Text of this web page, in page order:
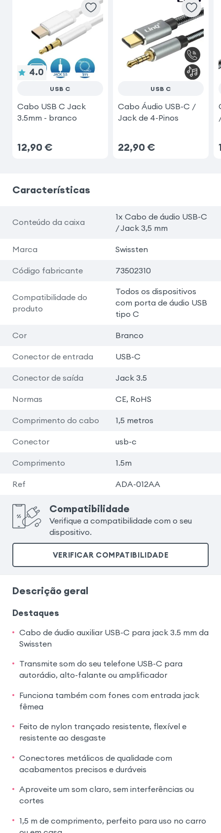
4.0
USB C
Cabo USB C Jack
3.5mm - branco
12,90 €
USB C
Cabo Áudio USB-C /
Jack de 4-Pinos
22,90 €
Características
Conteúdo da caixa
1x Cabo de áudio USB-C
/ Jack 3,5 mm
Marca Swissten
Código fabricante 73502310
Compatibilidade do
produto
Todos os dispositivos
com porta de áudio USB
tipo C
Cor Branco
Conector de entrada USB-C
Conector de saída Jack 3.5
Normas CE, RoHS
Comprimento do cabo 1,5 metros
Conector usb-c
Comprimento 1.5m
Ref ADA-012AA
Compatibilidade
Verifique a compatibilidade com o seu
dispositivo.
VERIFICAR COMPATIBILIDADE
Descrição geral
Destaques
Cabo de áudio auxiliar USB-C para jack 3.5 mm da
Swissten
Transmite som do seu telefone USB-C para
autorádio, alto-falante ou amplificador
Funciona também com fones com entrada jack
fêmea
Feito de nylon trançado resistente, flexível e
resistente ao desgaste
Conectores metálicos de qualidade com
acabamentos precisos e duráveis
Aproveite um som claro, sem interferências ou
cortes
1,5 m de comprimento, perfeito para uso no carro